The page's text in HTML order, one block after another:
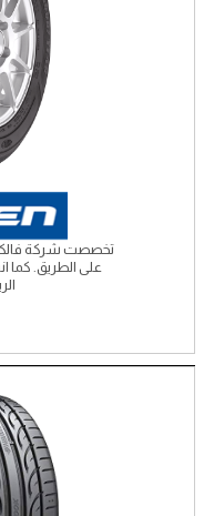
تخصصت شركة فالكن
على الطريق. كما